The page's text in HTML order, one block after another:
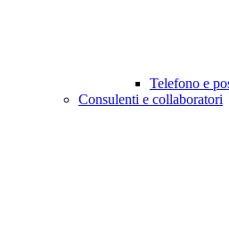
Telefono e
Consulenti e collaboratori